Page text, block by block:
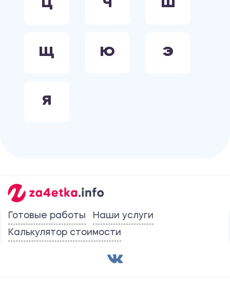
Ц Ч Ш
Щ Ю Э
Я
Готовые работы
Наши услуги
Калькулятор стоимости